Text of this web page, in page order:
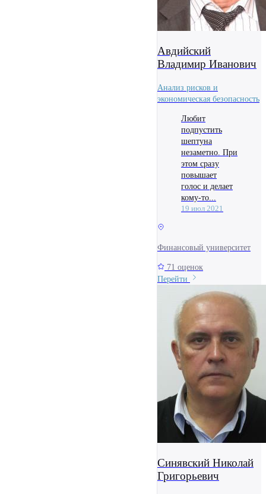
Авдийский
Владимир Иванович
Анализ рисков и
экономическая безопасность
Любит
подпустить
шептуна
незаметно. При
этом сразу
повышает
голос и делает
кому-то...
19 июл 2021
Финансовый университет
71 оценок
Перейти
Синявский Николай
Григорьевич